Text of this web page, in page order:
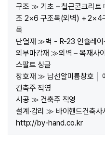
구조 ≫ 기초 – 철근콘크리트
조 2×6 구조목(외벽) + 2×4
목
단열재 ≫벽 - R-23 인슐레이
외부마감재 ≫외벽 – 목재사
스팔트 싱글
창호재 ≫ 남선알미륨창호
건축주 직영
시공 ≫ 건축주 직영
설계·감리 ≫ 바이핸드건축
http://by-hand.co.kr